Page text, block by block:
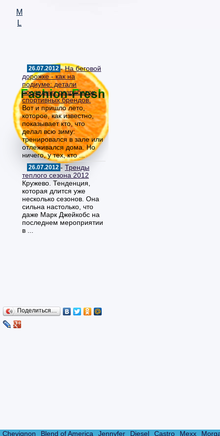
M
L
26.07.2012 -На беговой
дорожке - как на
подиуме: детали
последних разработок
спортивных брендов.
Вот и пришло лето,
которое, как известно,
показывает кто, что
делал всю зиму:
тренировался в зале или
отлеживался дома. Но
ничего, у тех, кто ...
26.07.2012 - Тренды
теплого сезона 2012
Кружево. Тенденция,
которая длится уже
несколько сезонов. Она
сильна настолько, что
даже Марк Джейкобс на
последнем мероприятии
в ...
Поделиться…
Chevignon Blend of America Jennyfer Diesel Castro Mexx